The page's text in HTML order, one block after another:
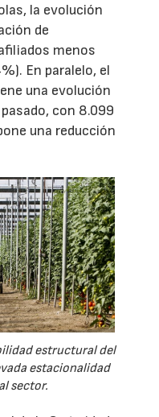
la evolución
de
menos
En paralelo, el
una evolución
con 8.099
una reducción
estructural del
estacionalidad
sector.